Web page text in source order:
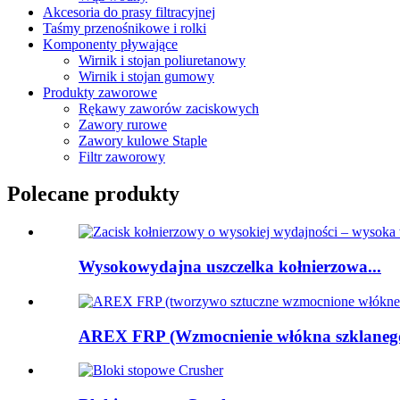
Akcesoria do prasy filtracyjnej
Taśmy przenośnikowe i rolki
Komponenty pływające
Wirnik i stojan poliuretanowy
Wirnik i stojan gumowy
Produkty zaworowe
Rękawy zaworów zaciskowych
Zawory rurowe
Zawory kulowe Staple
Filtr zaworowy
Polecane produkty
Wysokowydajna uszczelka kołnierzowa...
AREX FRP (Wzmocnienie włókna